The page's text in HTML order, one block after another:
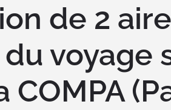
de 2
voyage
COMPA